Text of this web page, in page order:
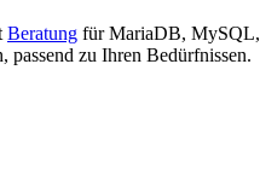
Beratung für MariaDB, MySQL,
passend zu Ihren Bedürfnissen.